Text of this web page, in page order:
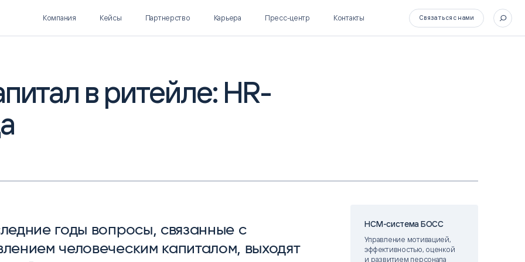
Компания Кейсы Партнерство Карьера Пресс-центр Контакты Связаться с нами
в ритейле: HR-
годы вопросы, связанные с
человеческим капиталом, выходят
HCM-система БОСС
Управление мотивацией,
эффективностью, оценкой
и развитием персонала